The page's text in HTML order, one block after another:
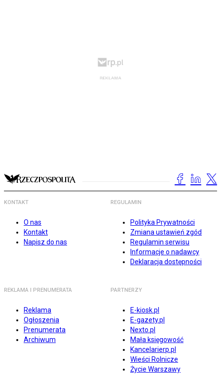
KONTAKT
O nas
Kontakt
Napisz do nas
REGULAMIN
Polityka Prywatności
Zmiana ustawień zgód
Regulamin serwisu
Informacje o nadawcy
Deklaracja dostępności
REKLAMA I PRENUMERATA
Reklama
Ogłoszenia
Prenumerata
Archiwum
PARTNERZY
E-kiosk.pl
E-gazety.pl
Nexto.pl
Mała księgowość
Kancelarierp.pl
Wieści Rolnicze
Życie Warszawy